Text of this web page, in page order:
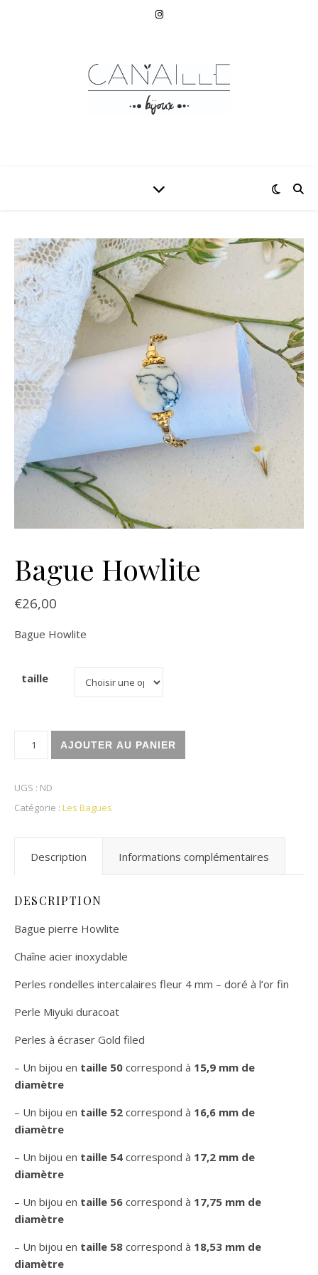
Bague Howlite
€26,00
Bague Howlite
taille
quantité de Bague Howlite
AJOUTER AU PANIER
UGS : ND
Catégorie : Les Bagues
Description Informations complémentaires
DESCRIPTION
Bague pierre Howlite
Chaîne acier inoxydable
Perles rondelles intercalaires fleur 4 mm – doré à l’or fin
Perle Miyuki duracoat
Perles à écraser Gold filed
– Un bijou en taille 50 correspond à 15,9 mm de
diamètre
– Un bijou en taille 52 correspond à 16,6 mm de
diamètre
– Un bijou en taille 54 correspond à 17,2 mm de
diamètre
– Un bijou en taille 56 correspond à 17,75 mm de
diamètre
– Un bijou en taille 58 correspond à 18,53 mm de
diamètre